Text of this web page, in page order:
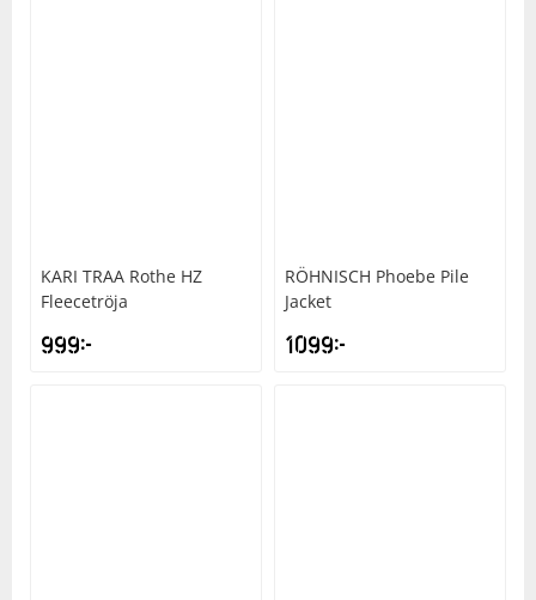
KARI TRAA Rothe HZ
Fleecetröja
999kr
RÖHNISCH Phoebe Pile
Jacket
1099kr